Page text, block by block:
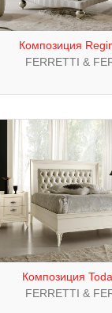
Композиция
FERRETTI &
Композиция
FERRETTI &